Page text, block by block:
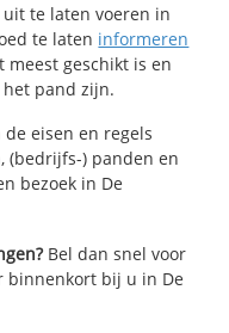
te laten voeren in
te laten informeren
geschikt is en
pand zijn.
eisen en regels
(bedrijfs-) panden en
bezoek in De
Bel dan snel voor
binnenkort bij u in De